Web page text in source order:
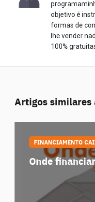
objetivo é
formas de
lhe vender
100%
Artigos similares
FINANCIAMENTO
Onde